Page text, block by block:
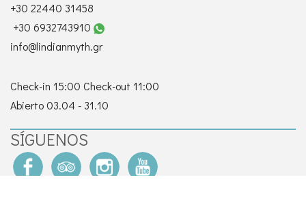
+30 22440 31458
+30 6932743910
info@lindianmyth.gr
Check-in 15:00 Check-out 11:00
Abierto 03.04 - 31.10
SÍGUENOS